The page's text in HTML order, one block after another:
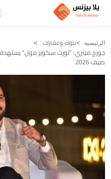
الرئيسيه بنوك وعقارات
صيف 2026